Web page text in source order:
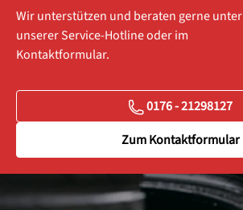
Wir unterstützen und beraten gerne unter
unserer Service-Hotline oder im
Kontaktformular.
0176 - 21298127
Zum Kontaktformular